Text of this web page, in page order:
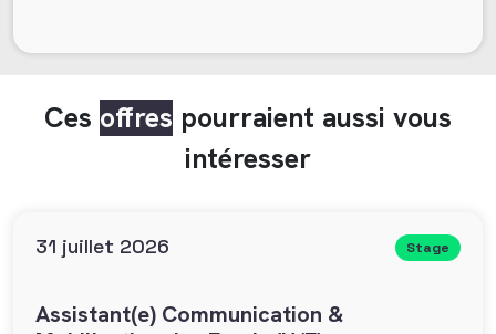
Ces offres pourraient aussi vous
intéresser
31 juillet 2026 Stage
Assistant(e) Communication &